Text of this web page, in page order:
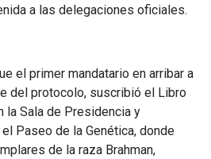
a las delegaciones oficiales.
el primer mandatario en arribar a
del protocolo, suscribió el Libro
Sala de Presidencia y
Paseo de la Genética, donde
de la raza Brahman,